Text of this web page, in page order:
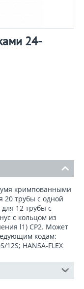
24-
кримпованными
20 трубы с одной
12 трубы с
с кольцом из
l1) CP2. Может
кодам:
12S; HANSA-FLEX